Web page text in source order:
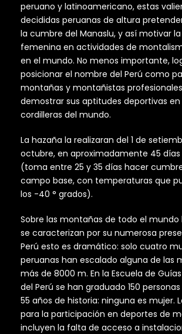
peruano y latinoamericano, estas
decididas peruanas de altura
la cumbre del Manaslu, y así motivar
femenina en actividades de
en el mundo. No menos importante,
posicionar el nombre del Perú como
montañas y montañistas
demostrar sus aptitudes deportivas
cordilleras del mundo.
La hazaña la realizaran del 1 de
octubre, en aproximadamente 45
(toma entre 25 y 35 días hacer
campo base, con temperaturas que
los -40 ° grados).
Sobre las montañas de todo el mundo
se caracterizan por su numerosa
Perú esto es dramático: solo cuatro
peruanas han escalado alguna de las
más de 8000 m. En la Escuela de
del Perú se han graduado 150
55 años de historia: ninguna es mujer.
para la participación en deportes de
incluyen la falta de acceso a